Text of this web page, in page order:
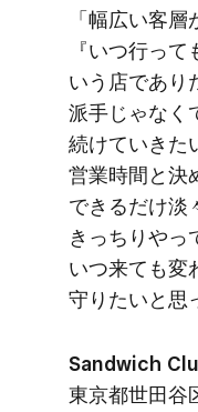
「幅​広い​客層
『いつ​行っ
いう​店で​あり
派手じゃなく
続けていきた
営業時間と​決
できるだけ​淡
きっちりやっ
いつ​来ても​変
守りたいと​思
Sandwich
東京都世田谷